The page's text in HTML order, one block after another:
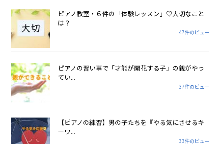
ピアノ教室・６件の「体験レッスン」♡大切なこと
は？
47件のビュー
ピアノの習い事で「才能が開花する子」の親がやっ
てい...
37件のビュー
【ピアノの練習】男の子たちを『やる気にさせるキ
ーワ...
33件のビュー